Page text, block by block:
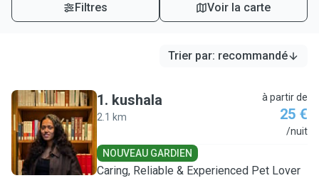
Filtres Voir la carte
Trier par: recommandé
K
1. kushala
2.1 km
à partir de
25 €
/nuit
NOUVEAU GARDIEN
Caring, Reliable & Experienced Pet Lover